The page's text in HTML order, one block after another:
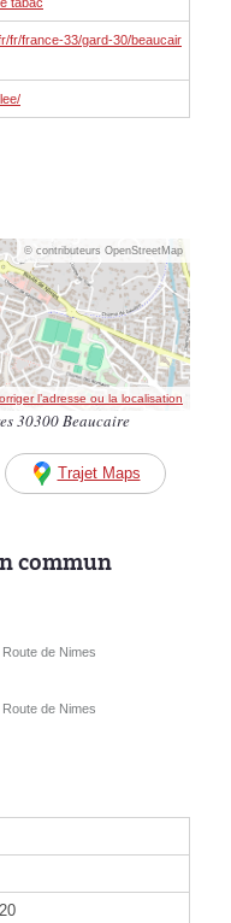
fr/france-33/gard-30/beaucair
© contributeurs OpenStreetMap
l’adresse ou la localisation
30300 Beaucaire
Trajet Maps
commun
de Nimes
de Nimes